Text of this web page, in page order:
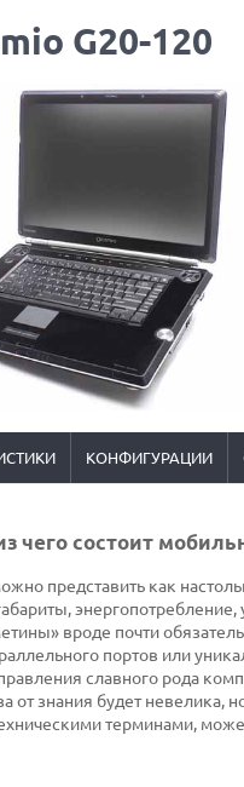
G20-120
КОНФИГУРАЦИИ
чего состоит
представить как
вроде почти
портов или
славного рода
от знания будет невелика,
терминами,